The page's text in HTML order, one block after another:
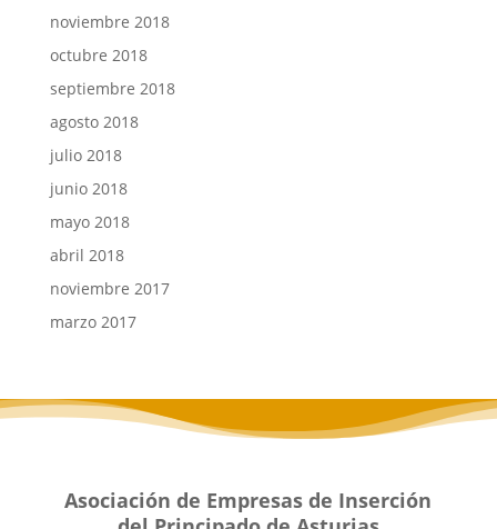
noviembre 2018
octubre 2018
septiembre 2018
agosto 2018
julio 2018
junio 2018
mayo 2018
abril 2018
noviembre 2017
marzo 2017
Asociación de Empresas de Inserción